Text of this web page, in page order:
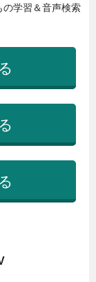
の学習＆音声検索